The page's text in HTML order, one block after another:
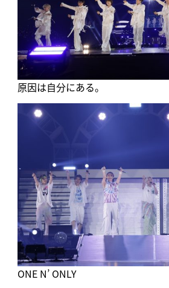
原因は自分にある。
ONE N’ ONLY